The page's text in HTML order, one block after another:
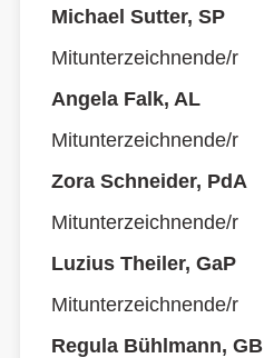
Michael Sutter, SP
Mitunterzeichnende/r
Angela Falk, AL
Mitunterzeichnende/r
Zora Schneider, PdA
Mitunterzeichnende/r
Luzius Theiler, GaP
Mitunterzeichnende/r
Regula Bühlmann, GB